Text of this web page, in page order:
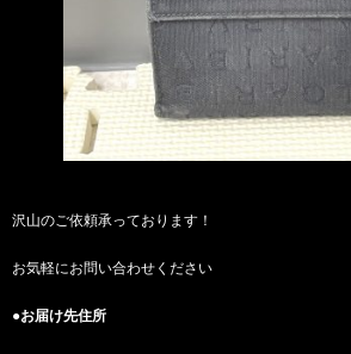
沢山のご依頼承っております！
お気軽にお問い合わせください
●お届け先住所